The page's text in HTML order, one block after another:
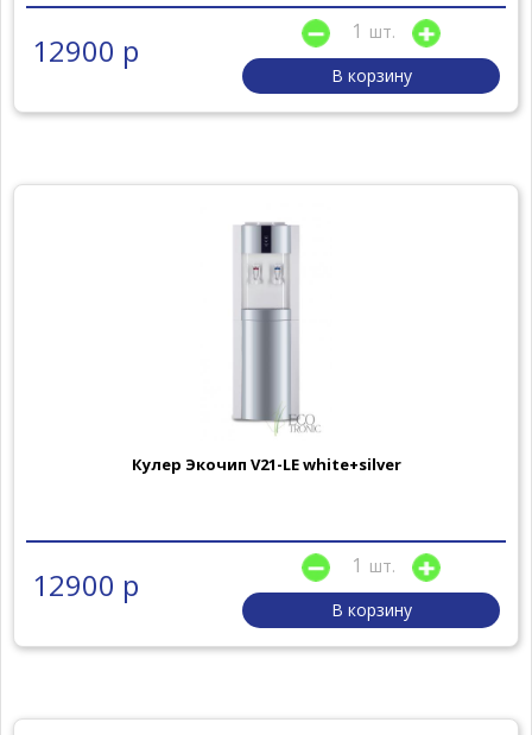
12900 р
шт.
В корзину
Кулер Экочип V21-LE white+silver
12900 р
шт.
В корзину